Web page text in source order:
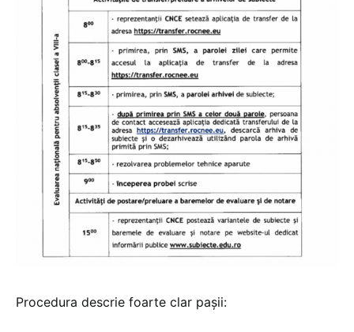
Procedura descrie foarte clar pașii: